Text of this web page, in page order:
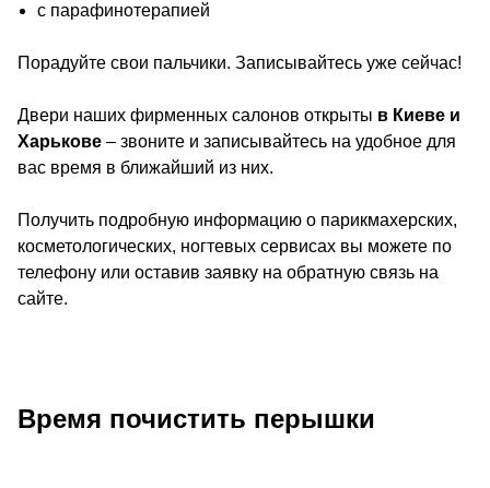
с парафинотерапией
Порадуйте свои пальчики. Записывайтесь уже сейчас!
Двери наших фирменных салонов открыты в Киеве и
Харькове – звоните и записывайтесь на удобное для
вас время в ближайший из них.
Получить подробную информацию о парикмахерских,
косметологических, ногтевых сервисах вы можете по
телефону или оставив заявку на обратную связь на
сайте.
Время почистить перышки